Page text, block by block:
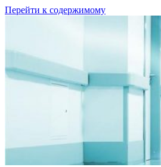
Перейти к содержимому